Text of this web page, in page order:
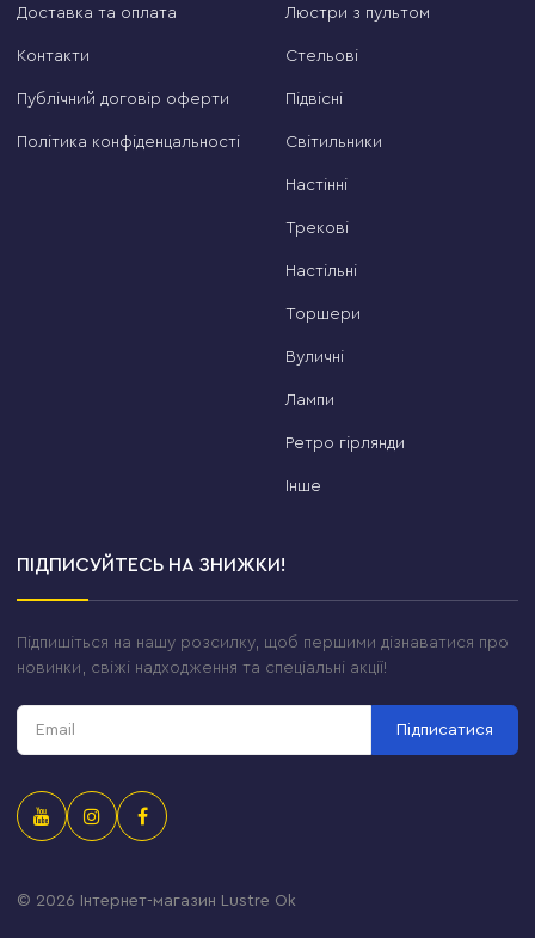
Доставка та оплата
Контакти
Публічний договір оферти
Політика конфіденцальності
Люстри з пультом
Стельові
Підвісні
Світильники
Настінні
Трекові
Настільні
Торшери
Вуличні
Лампи
Ретро гірлянди
Інше
ПІДПИСУЙТЕСЬ НА ЗНИЖКИ!
Підпишіться на нашу розсилку, щоб першими дізнаватися про
новинки, свіжі надходження та спеціальні акції!
Підписатися
© 2026 Інтернет-магазин Lustre Ok